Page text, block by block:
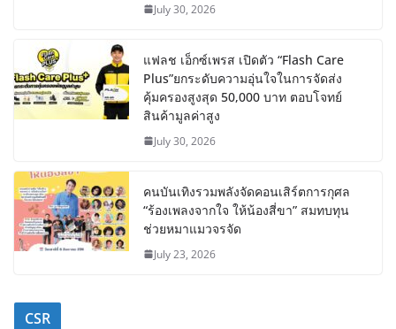
July 30, 2026
แฟลช เอ็กซ์เพรส เปิดตัว “Flash Care
Plus”ยกระดับความอุ่นใจในการจัดส่ง
คุ้มครองสูงสุด 50,000 บาท ตอบโจทย์
สินค้ามูลค่าสูง
July 30, 2026
คนบันเทิงรวมพลังจัดคอนเสิร์ตการกุศล
“ร้องเพลงจากใจ ให้น้องสี่ขา” สมทบทุน
ช่วยหมาแมวจรจัด
July 23, 2026
CSR